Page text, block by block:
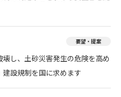
要望・提案
壊し、土砂災害発生の危険を高め
設規制を国に求めます